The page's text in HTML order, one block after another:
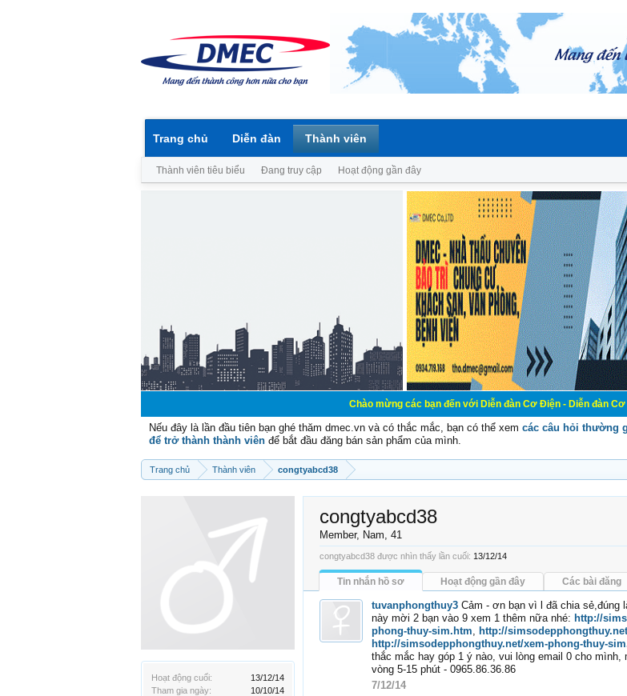
Chào mừng các bạn đến với Diễn đàn Cơ Điện - Diễn đàn Cơ điện là
Nếu đây là lần đầu tiên bạn ghé thăm dmec.vn và có thắc mắc, bạn có thể xem các câu hỏi thường
để trở thành thành viên để bắt đầu đăng bán sản phẩm của mình.
Trang chủ Thành viên congtyabcd38
Hoạt động cuối:
13/12/14
Tham gia ngày:
10/10/14
congtyabcd38
Member, Nam, 41
congtyabcd38 được nhìn thấy lần cuối: 13/12/14
Tin nhắn hồ sơ Hoạt động gần đây Các bài đăng
tuvanphongthuy3 Cảm - ơn bạn vì l đã chia sẻ,đúng
này mời 2 bạn vào 9 xem 1 thêm nữa nhé: http://
phong-thuy-sim.htm, http://
http://simsodepphongthuy.net/xem-phong-thuy-
thắc mắc hay góp 1 ý nào, vui lòng email 0 cho mình,
vòng 5-15 phút - 0965.86.36.86
7/12/14
Trang chủ Diễn đàn Thành viên
Thành viên tiêu biểu Đang truy cập Hoạt động gần đây